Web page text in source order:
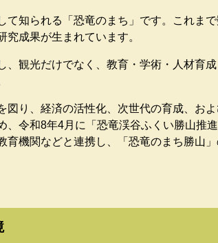
知られる「恐竜のまち」です。これまで
成果が生まれています。
観光だけでなく、教育・学術・人材育
り、経済の活性化、次世代の育成、お
、令和8年4月に「恐竜渓谷ふくい勝山推
機関などと連携し、「恐竜のまち勝山」